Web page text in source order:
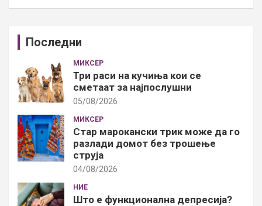
Последни
МИКСЕР
Три раси на кучиња кои се
сметаат за најпослушни
05/08/2026
МИКСЕР
Стар марокански трик може да го
разлади домот без трошење
струја
04/08/2026
НИЕ
Што е функционална депресија?